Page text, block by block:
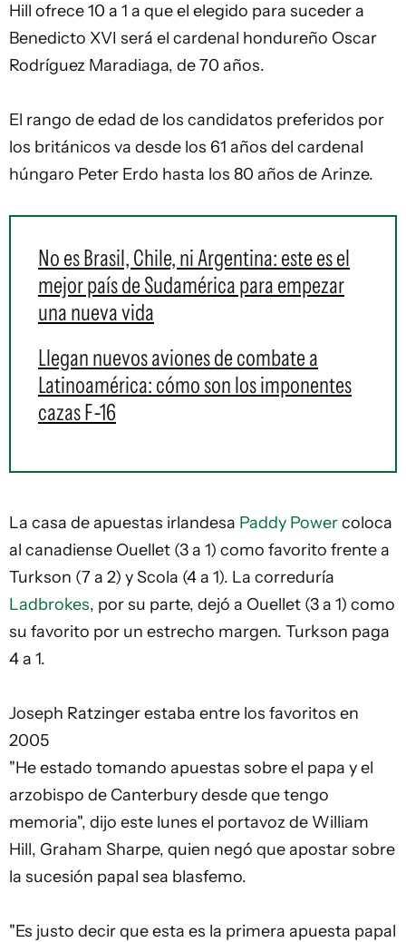
Hill ofrece 10 a 1 a que el elegido para suceder a
Benedicto XVI será el cardenal hondureño Oscar
Rodríguez Maradiaga, de 70 años.
El rango de edad de los candidatos preferidos por
los británicos va desde los 61 años del cardenal
húngaro Peter Erdo hasta los 80 años de Arinze.
No es Brasil, Chile, ni Argentina: este es el
mejor país de Sudamérica para empezar
una nueva vida
Llegan nuevos aviones de combate a
Latinoamérica: cómo son los imponentes
cazas F-16
La casa de apuestas irlandesa Paddy Powercoloca
al canadiense Ouellet (3 a 1) como favorito frente a
Turkson (7 a 2) y Scola (4 a 1). La correduría
Ladbrokes, por su parte, dejó a Ouellet (3 a 1) como
su favorito por un estrecho margen. Turkson paga
4 a 1.
Joseph Ratzinger estaba entre los favoritos en
2005
"He estado tomando apuestas sobre el papa y el
arzobispo de Canterbury desde que tengo
memoria", dijo este lunes el portavoz de William
Hill, Graham Sharpe, quien negó que apostar sobre
la sucesión papal sea blasfemo.
"Es justo decir que esta es la primera apuesta papal